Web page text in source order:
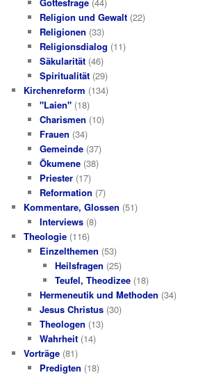
Religion und Gewalt(22)
Religionen (33)
Religionsdialog (11)
Säkularität(46)
Spiritualität(29)
Kirchenreform (134)
"Laien"(18)
Charismen (10)
Frauen (34)
Gemeinde(37)
Ökumene(38)
Priester(17)
Reformation (7)
Kommentare, Glossen (51)
Interviews(8)
Theologie (116)
Einzelthemen (53)
Heilsfragen (25)
Teufel, Theodizee (18)
Hermeneutik und Methoden (34)
Jesus Christus(30)
Theologen (13)
Wahrheit(14)
Vorträge (81)
Predigten (18)